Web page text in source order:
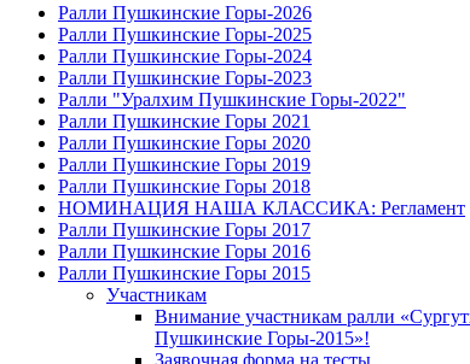
Ралли Пушкинские Горы-2026
Ралли Пушкинские Горы-2025
Ралли Пушкинские Горы-2024
Ралли Пушкинские Горы-2023
Ралли "Уралхим Пушкинские Горы-2022"
Ралли Пушкинские Горы 2021
Ралли Пушкинские Горы 2020
Ралли Пушкинские Горы 2019
Ралли Пушкинские Горы 2018
НОМИНАЦИЯ НАША КЛАССИКА: Регламент
Ралли Пушкинские Горы 2017
Ралли Пушкинские Горы 2016
Ралли Пушкинские Горы 2015
Участникам
Внимание участникам ралли
Пушкинские Горы-2015»!
Заявочная форма на тесты